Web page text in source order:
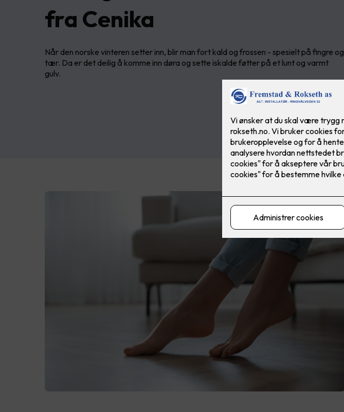
fra Cenika
Når den norske vinteren setter inn, blir man fort kald og frossen - spesielt på fingre og
tær. Da er det deilig å komme inn døra og sette iskalde føtter på et lunt og varmt
gulv.